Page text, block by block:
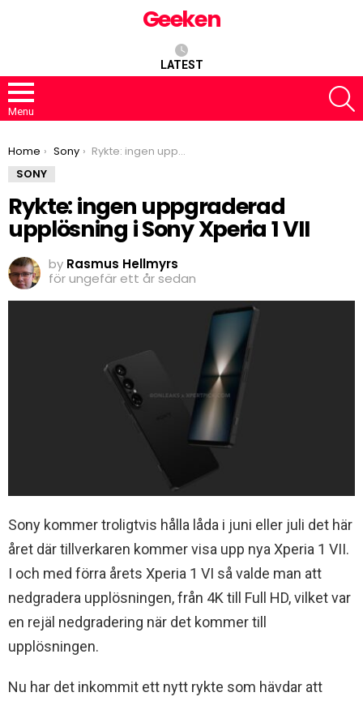
Geeken
LATEST
Menu
You are here:
Home Sony
Rykte: ingen uppgraderad upplösning i Sony Xperia 1 VII
SONY
Rykte: ingen uppgraderad
upplösning i Sony Xperia 1 VII
by Rasmus Hellmyrs
för ungefär ett år sedan
Sony kommer troligtvis hålla låda i juni eller juli det här
året där tillverkaren kommer visa upp nya Xperia 1 VII.
I och med förra årets Xperia 1 VI så valde man att
nedgradera upplösningen, från 4K till Full HD, vilket var
en rejäl nedgradering när det kommer till
upplösningen.
Nu har det inkommit ett nytt rykte som hävdar att